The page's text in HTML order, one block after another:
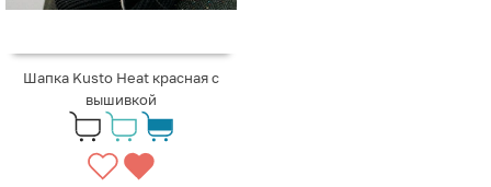
Шапка Kusto Heat красная с
вышивкой